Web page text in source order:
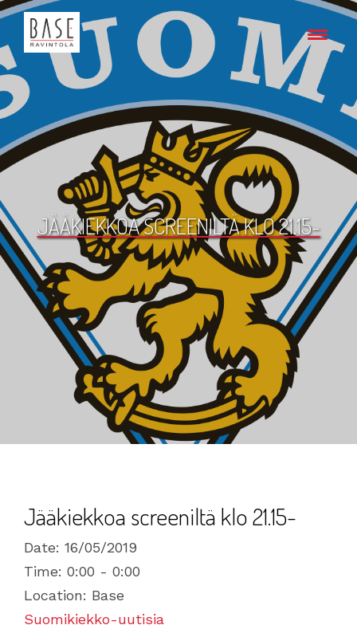
JÄÄKIEKKOA SCREENILTÄ KLO 21.15-
Jääkiekkoa screeniltä klo 21.15-
Date: 16/05/2019
Time: 0:00 - 0:00
Location: Base
Suomikiekko-uutisia